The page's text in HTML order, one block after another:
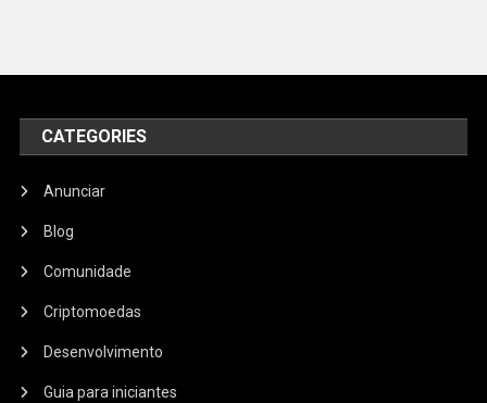
CATEGORIES
Anunciar
Blog
Comunidade
Criptomoedas
Desenvolvimento
Guia para iniciantes